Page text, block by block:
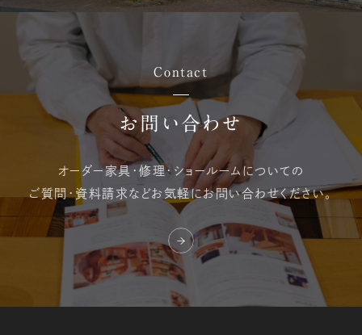
Contact
お問い合わせ
オーダー家具・修理・ ショールームについての
ご質問・資料請求などお気軽にお問い合わせください。